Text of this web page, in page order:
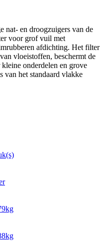
nat- en droogzuigers van de
voor grof vuil met
afdichting. Het filter
vloeistoffen, beschermt de
onderdelen en grove
van het standaard vlakke